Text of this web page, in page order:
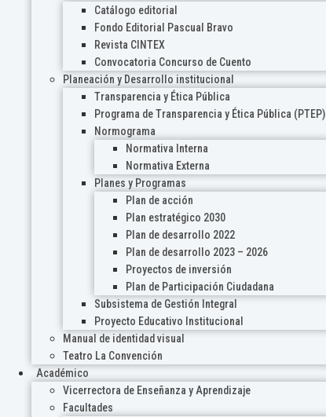
Catálogo editorial
Fondo Editorial Pascual Bravo
Revista CINTEX
Convocatoria Concurso de Cuento
Planeación y Desarrollo institucional
Transparencia y Ética Pública
Programa de Transparencia y Ética Pública (PTEP)
Normograma
Normativa Interna
Normativa Externa
Planes y Programas
Plan de acción
Plan estratégico 2030
Plan de desarrollo 2022
Plan de desarrollo 2023 – 2026
Proyectos de inversión
Plan de Participación Ciudadana
Subsistema de Gestión Integral
Proyecto Educativo Institucional
Manual de identidad visual
Teatro La Convención
Académico
Vicerrectora de Enseñanza y Aprendizaje
Facultades